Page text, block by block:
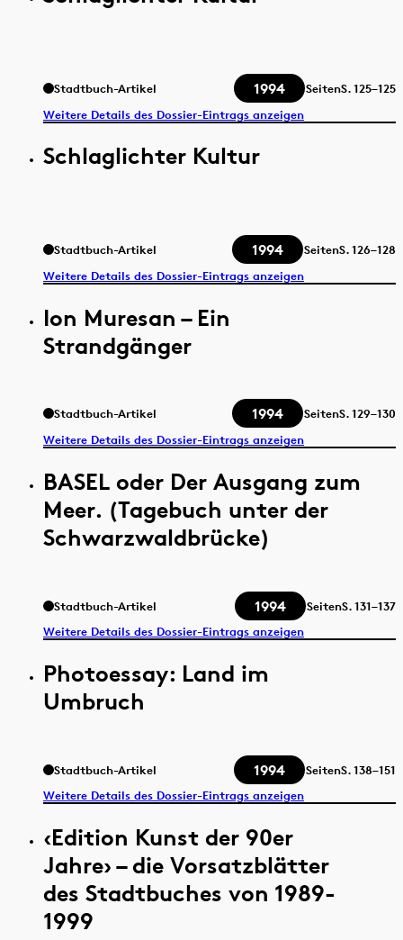
Stadtbuch-Artikel 1994 SeitenS.125–125
Weitere Details des Dossier-Eintrags anzeigen
Schlaglichter Kultur
Stadtbuch-Artikel 1994 SeitenS.126–128
Weitere Details des Dossier-Eintrags anzeigen
Ion Muresan – Ein
Strandgänger
Stadtbuch-Artikel 1994 SeitenS.129–130
Weitere Details des Dossier-Eintrags anzeigen
BASEL oder Der Ausgang zum
Meer. (Tagebuch unter der
Schwarzwaldbrücke)
Stadtbuch-Artikel 1994 SeitenS.131–137
Weitere Details des Dossier-Eintrags anzeigen
Photoessay: Land im
Umbruch
Stadtbuch-Artikel 1994 SeitenS.138–151
Weitere Details des Dossier-Eintrags anzeigen
‹Edition Kunst der 90er
Jahre› – die Vorsatzblätter
des Stadtbuches von 1989-
1999